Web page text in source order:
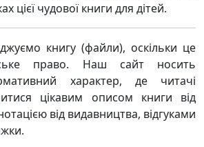
цієї чудової книги для дітей.
книгу (файли), оскільки це
право. Наш сайт носить
характер, де читачі
цікавим описом книги від
від видавництва, відгуками